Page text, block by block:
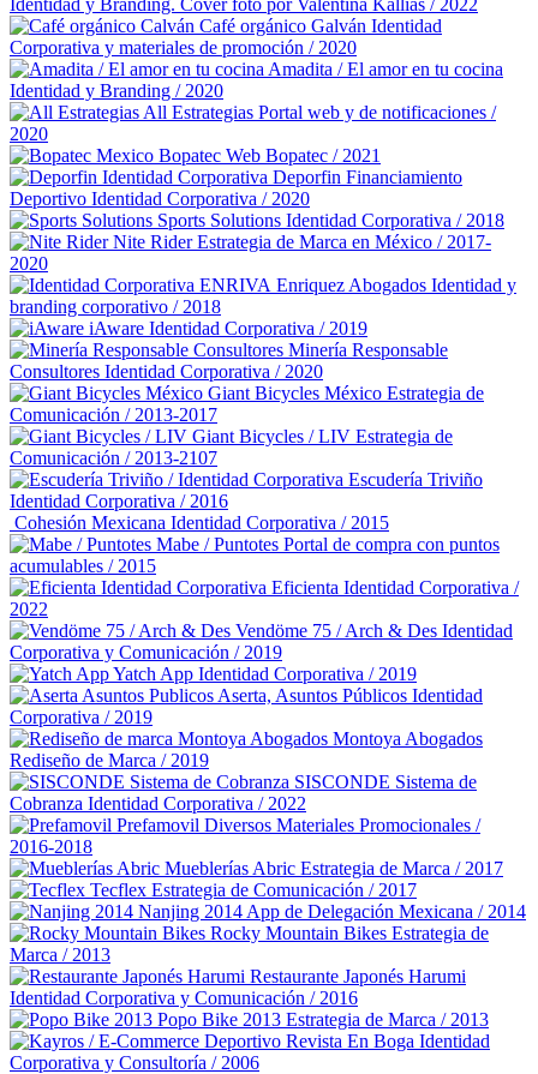
Identidad y Branding. Cover foto por Valentina Kallias / 2022
Café orgánico Galván Identidad
Corporativa y materiales de promoción / 2020
Amadita / El amor en tu cocina
Identidad y Branding / 2020
All Estrategias Portal web y de notificaciones /
2020
Bopatec Web Bopatec / 2021
Deporfin Financiamiento
Deportivo Identidad Corporativa / 2020
Sports Solutions Identidad Corporativa / 2018
Nite Rider Estrategia de Marca en México / 2017-
2020
Enriquez Abogados Identidad y
branding corporativo / 2018
iAware Identidad Corporativa / 2019
Minería Responsable
Consultores Identidad Corporativa / 2020
Giant Bicycles México Estrategia de
Comunicación / 2013-2017
Giant Bicycles / LIV Estrategia de
Comunicación / 2013-2107
Escudería Triviño
Identidad Corporativa / 2016
Cohesión Mexicana Identidad Corporativa / 2015
Mabe / Puntotes Portal de compra con puntos
acumulables / 2015
Eficienta Identidad Corporativa /
2022
Vendöme 75 / Arch & Des Identidad
Corporativa y Comunicación / 2019
Yatch App Identidad Corporativa / 2019
Aserta, Asuntos Públicos Identidad
Corporativa / 2019
Montoya Abogados
Rediseño de Marca / 2019
SISCONDE Sistema de
Cobranza Identidad Corporativa / 2022
Prefamovil Diversos Materiales Promocionales /
2016-2018
Mueblerías Abric Estrategia de Marca / 2017
Tecflex Estrategia de Comunicación / 2017
Nanjing 2014 App de Delegación Mexicana / 2014
Rocky Mountain Bikes Estrategia de
Marca / 2013
Restaurante Japonés Harumi
Identidad Corporativa y Comunicación / 2016
Popo Bike 2013 Estrategia de Marca / 2013
Revista En Boga Identidad
Corporativa y Consultoría / 2006